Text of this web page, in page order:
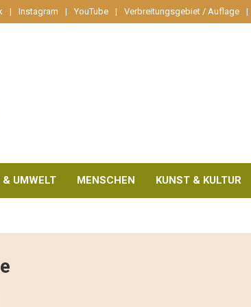
Instagram YouTube Verbreitungsgebiet / Auflage
& UMWELT MENSCHEN KUNST & KULTUR